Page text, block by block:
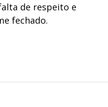
de respeito e
fechado.